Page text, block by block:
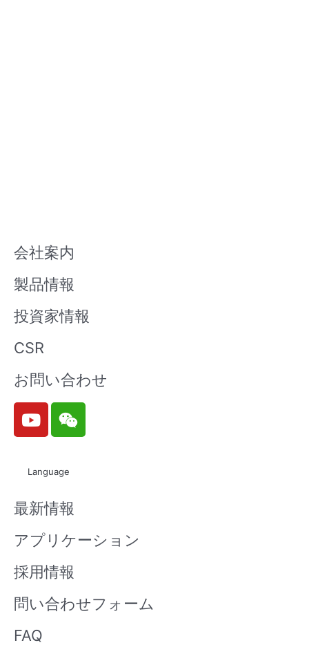
会社案内
製品情報
投資家情報
CSR
お問い合わせ
Y
o
u
b
e
W
e
i
n
Language
最新情報
アプリケーション
採用情報
問い合わせフォーム
FAQ